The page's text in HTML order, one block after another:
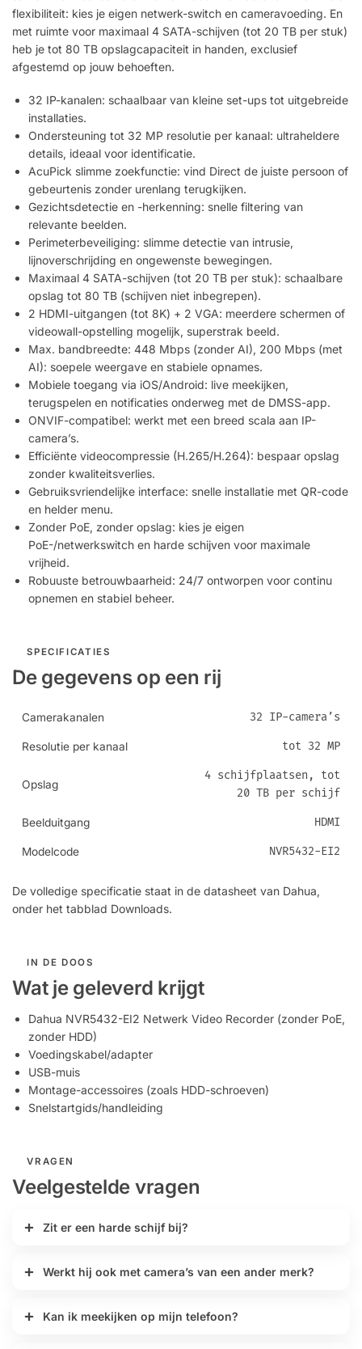
flexibiliteit: kies je eigen netwerk-switch en cameravoeding. En
met ruimte voor maximaal 4 SATA-schijven (tot 20 TB per stuk)
heb je tot 80 TB opslagcapaciteit in handen, exclusief
afgestemd op jouw behoeften.
32 IP-kanalen: schaalbaar van kleine set-ups tot uitgebreide
installaties.
Ondersteuning tot 32 MP resolutie per kanaal: ultraheldere
details, ideaal voor identificatie.
AcuPick slimme zoekfunctie: vind Direct de juiste persoon of
gebeurtenis zonder urenlang terugkijken.
Gezichtsdetectie en -herkenning: snelle filtering van
relevante beelden.
Perimeterbeveiliging: slimme detectie van intrusie,
lijnoverschrijding en ongewenste bewegingen.
Maximaal 4 SATA-schijven (tot 20 TB per stuk): schaalbare
opslag tot 80 TB (schijven niet inbegrepen).
2 HDMI-uitgangen (tot 8K) + 2 VGA: meerdere schermen of
videowall-opstelling mogelijk, superstrak beeld.
Max. bandbreedte: 448 Mbps (zonder AI), 200 Mbps (met
AI): soepele weergave en stabiele opnames.
Mobiele toegang via iOS/Android: live meekijken,
terugspelen en notificaties onderweg met de DMSS-app.
ONVIF-compatibel: werkt met een breed scala aan IP-
camera’s.
Efficiënte videocompressie (H.265/H.264): bespaar opslag
zonder kwaliteitsverlies.
Gebruiksvriendelijke interface: snelle installatie met QR-code
en helder menu.
Zonder PoE, zonder opslag: kies je eigen
PoE-/netwerkswitch en harde schijven voor maximale
vrijheid.
Robuuste betrouwbaarheid: 24/7 ontworpen voor continu
opnemen en stabiel beheer.
SPECIFICATIES
De gegevens op een rij
Camerakanalen 32 IP-camera’s
Resolutie per kanaal tot 32 MP
Opslag
4 schijfplaatsen, tot
20 TB per schijf
Beelduitgang HDMI
Modelcode NVR5432-EI2
De volledige specificatie staat in de datasheet van Dahua,
onder het tabblad Downloads.
IN DE DOOS
Wat je geleverd krijgt
Dahua NVR5432-EI2 Netwerk Video Recorder (zonder PoE,
zonder HDD)
Voedingskabel/adapter
USB-muis
Montage-accessoires (zoals HDD-schroeven)
Snelstartgids/handleiding
VRAGEN
Veelgestelde vragen
Zit er een harde schijf bij?
Werkt hij ook met camera’s van een ander merk?
Kan ik meekijken op mijn telefoon?